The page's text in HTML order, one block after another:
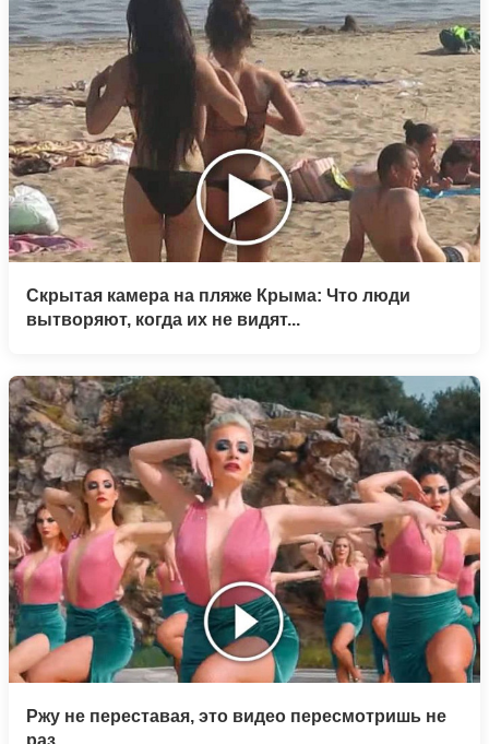
Скрытая камера на пляже Крыма: Что люди
вытворяют, когда их не видят...
Ржу не переставая, это видео пересмотришь не
раз